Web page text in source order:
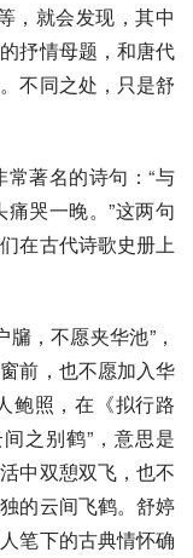
，就会发现，其中
抒情母题，和唐代
不同之处，只是舒
著名的诗句：“与
哭一晚。”这两句
在古代诗歌史册上
，不愿夹华池”，
前，也不愿加入华
鲍照，在《拟行路
之别鹤”，意思是
中双憩双飞，也不
的云间飞鹤。舒婷
笔下的古典情怀确